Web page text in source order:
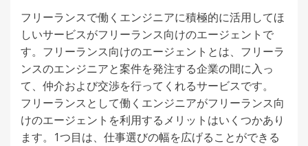
フリーランスで働くエンジニアに積極的に活用してほ
しいサービスがフリーランス向けのエージェントで
す。フリーランス向けのエージェントとは、フリーラ
ンスのエンジニアと案件を発注する企業の間に入っ
て、仲介および交渉を行ってくれるサービスです。
フリーランスとして働くエンジニアがフリーランス向
けのエージェントを利用するメリットはいくつかあり
ます。1つ目は、仕事選びの幅を広げることができる